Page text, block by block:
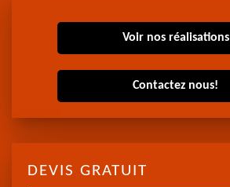
Voir nos réalisations
Contactez nous!
DEVIS GRATUIT